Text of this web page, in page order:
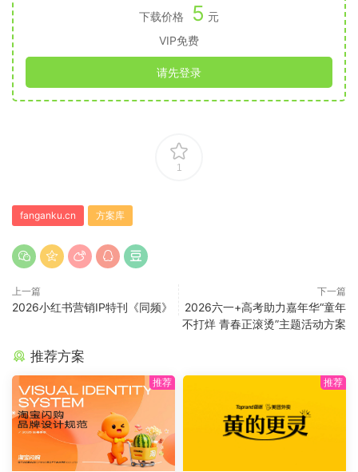
下载价格 5 元
VIP免费
请先登录
1
fanganku.cn 方案库
上一篇
2026小红书营销IP特刊《同频》
下一篇
2026六一+高考助力嘉年华“童年
不打烊 青春正滚烫”主题活动方案
推荐方案